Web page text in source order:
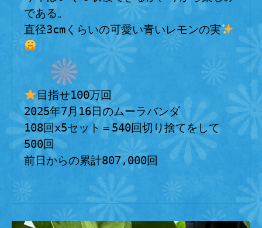
である。
直径3cmくらいの可愛い青いレモンの実
目指せ100万回
2025年7月16日のムーラバンダ
108回x5セット＝540回切り捨てをして
500回
前日からの累計807,000回